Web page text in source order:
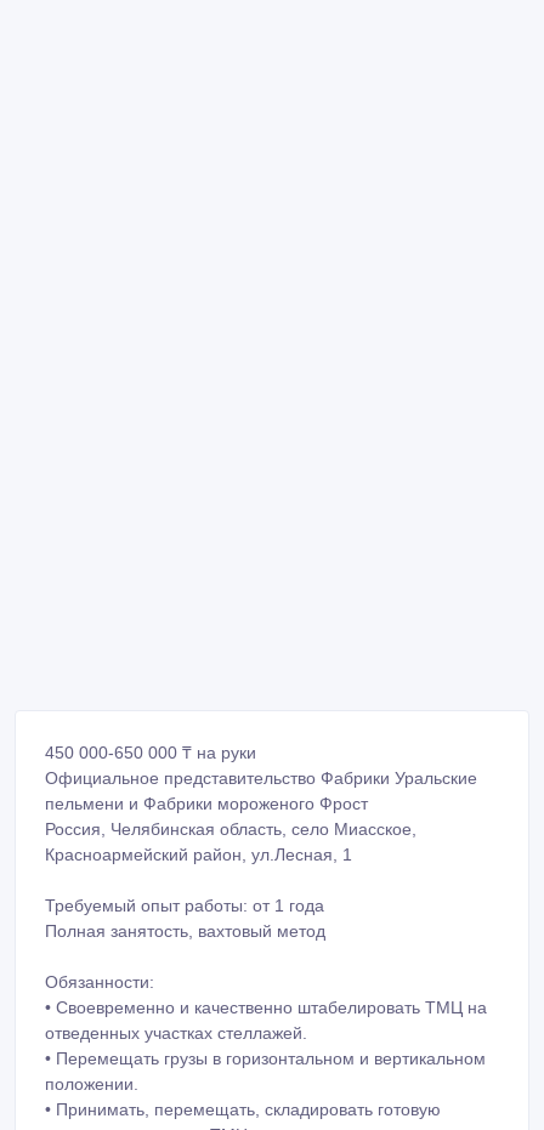
450 000-650 000 ₸ на руки
Официальное представительство Фабрики Уральские
пельмени и Фабрики мороженого Фрост
Россия, Челябинская область, село Миасское,
Красноармейский район, ул.Лесная, 1
Требуемый опыт работы: от 1 года
Полная занятость, вахтовый метод
Обязанности:
• Своевременно и качественно штабелировать ТМЦ на
отведенных участках стеллажей.
• Перемещать грузы в горизонтальном и вертикальном
положении.
• Принимать, перемещать, складировать готовую